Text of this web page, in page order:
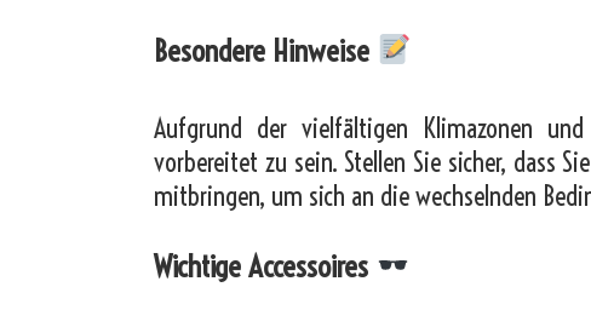
Besondere Hinweise
Aufgrund der vielfältigen Klimazonen
vorbereitet zu sein. Stellen Sie sicher, dass
mitbringen, um sich an die wechselnden
Wichtige Accessoires